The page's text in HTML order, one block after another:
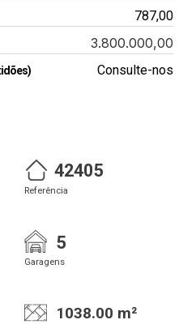
787,00
3.800.000,00
Consulte-nos
42405
Referência
5
Garagens
1038.00 m²